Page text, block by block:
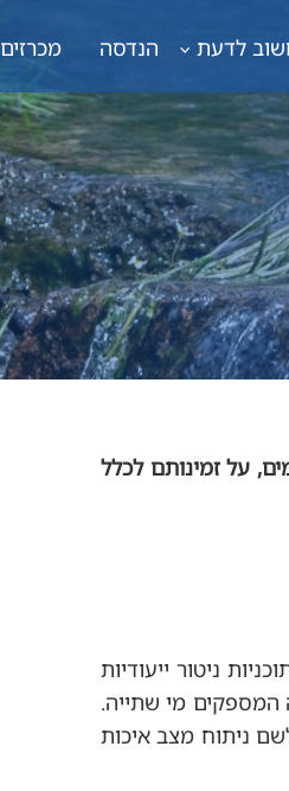
לדעת הנדסה מכרזים
על זמינותם לכלל
ניטור ייעודיות
המספקים מי שתייה.
ניתוח מצב איכות